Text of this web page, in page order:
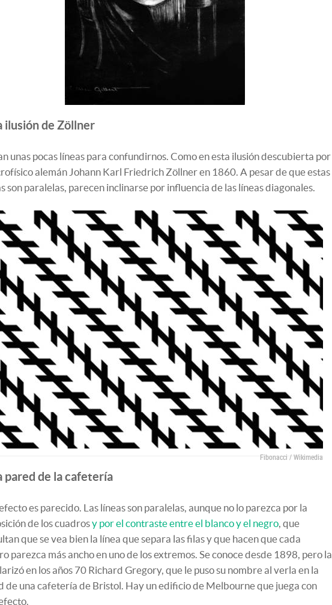
ilusión de Zöllner
unas pocas líneas para confundirnos. Como en esta ilusión descubierta por
alemán Johann Karl Friedrich Zöllner en 1860. A pesar de que estas
son paralelas, parecen inclinarse por influencia de las líneas diagonales.
Fibonacci / Wikimedia
pared de la cafetería
es parecido. Las líneas son paralelas, aunque no lo parezca por la
de los cuadrosy por el contraste entre el blanco y el negro, que
que se vea bien la línea que separa las filas y que hacen que cada
parezca más ancho en uno de los extremos. Se conoce desde 1898, pero la
en los años 70 Richard Gregory, que le puso su nombre al verla en la
de una cafetería de Bristol. Hay un edificio de Melbourne que juega con